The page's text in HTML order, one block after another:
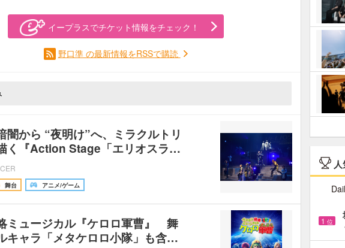
イープラスでチケット情報をチェック！
野口準 の最新情報をRSSで購読
闇から “夜明け”へ、ミラクルトリ
く『Action Stage「エリオスラ…
舞台 アニメ/ゲーム
ミュージカル『ケロロ軍曹』 舞
キャラ「メタケロロ小隊」も含…
1 位